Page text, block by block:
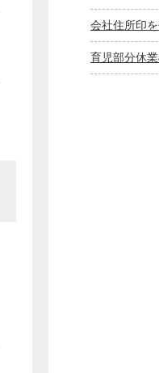
会社住所印
育児部分休